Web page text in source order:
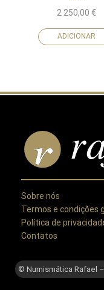
2 250,00€
ADICIONAR
Este site utiliza
Sobre nós
Termos e condições
Política de
Contatos
© Numismática Rafael